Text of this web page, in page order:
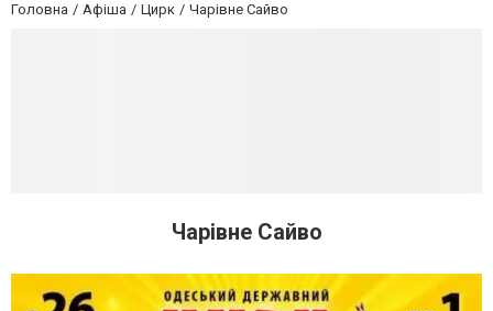
Головна Афіша Цирк Чарівне Сайво
Чарівне Сайво